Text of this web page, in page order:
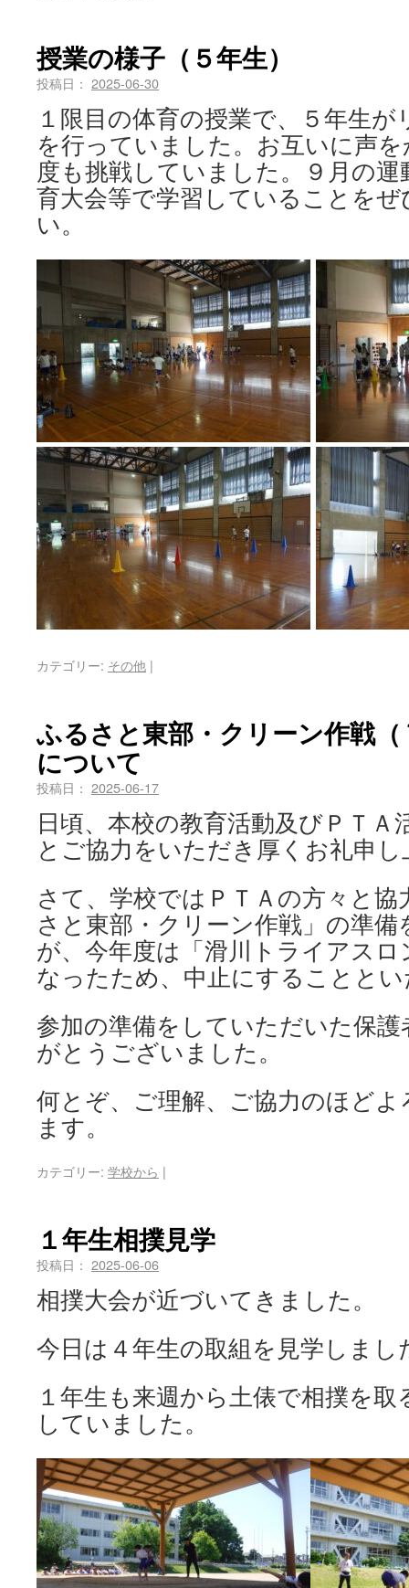
授業の様子（５年生）
投稿日： 2025-06-30
１限目の体育の授業で、５年生
を行っていました。お互いに声
度も挑戦していました。９月の
育大会等で学習していることを
い。
カテゴリー: その他 |
ふるさと東部・クリーン作戦
について
投稿日： 2025-06-17
日頃、本校の教育活動及びＰＴＡ
とご協力をいただき厚くお礼申
さて、学校ではＰＴＡの方々と
さと東部・クリーン作戦」の準
が、今年度は「滑川トライアスロ
なったため、中止にすることと
参加の準備をしていただいた保
がとうございました。
何とぞ、ご理解、ご協力のほど
ます。
カテゴリー: 学校から |
１年生相撲見学
投稿日： 2025-06-06
相撲大会が近づいてきました。
今日は４年生の取組を見学しまし
１年生も来週から土俵で相撲を
していました。